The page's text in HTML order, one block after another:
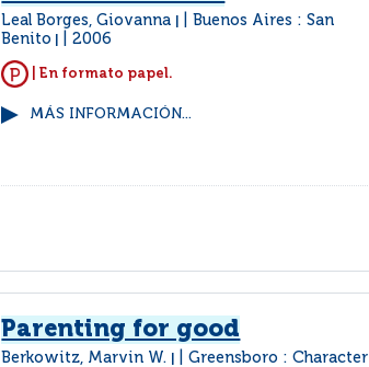
Leal Borges, Giovanna
Buenos Aires : San
Benito
2006
| En formato papel.
MÁS INFORMACIÓN...
Parenting for good
Berkowitz, Marvin W.
Greensboro : Character